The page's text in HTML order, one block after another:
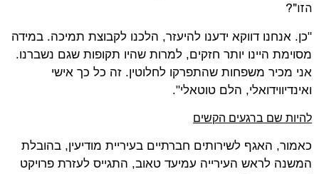
הזו"?
"כן. אנחנו דווקא ידענו להיעזר, הלכנו לקבוצת תמיכה. במידה
מסוימת היינו יותר חזקים, למרות שהיו תקופות שגם נשברנו.
אני מכיר משפחות שהתפרקו לחלוטין. זה כל כך אישי
ואינדיווידואלי, הלם טוטאלי".
להיות שם ברגעים הקשים
כאמור, האגף לשירותים חברתיים בעיריית מודיעין, בהובלת
המשנה לראש העירייה עמיעד טאוב, התגייס לעזרת פרויקט